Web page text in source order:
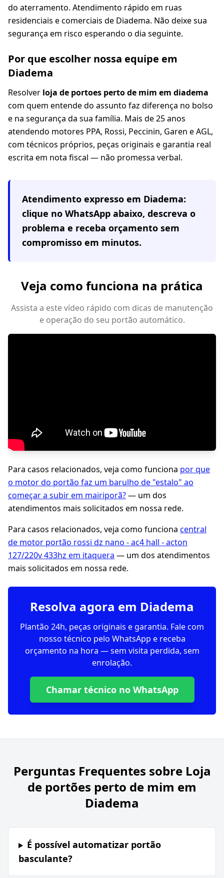
do aterramento. Atendimento rápido em ruas
residenciais e comerciais de Diadema. Não deixe sua
segurança em risco esperando o dia seguinte.
Por que escolher nossa equipe em
Diadema
Resolver loja de portoes perto de mim em diadema
com quem entende do assunto faz diferença no bolso
e na segurança da sua família. Mais de 25 anos
atendendo motores PPA, Rossi, Peccinin, Garen e AGL,
com técnicos próprios, peças originais e garantia real
escrita em nota fiscal — não promessa verbal.
Atendimento expresso em Diadema:
clique no WhatsApp abaixo, descreva o
problema e receba orçamento sem
compromisso em minutos.
Veja como funciona na prática
Assista a este vídeo rápido com dicas de manutenção
e operação do seu portão automático.
Para casos relacionados, veja como funciona por que
o motor do portão faz um barulho de "estalo" ao
começar a subir em mairiporã?— um dos
atendimentos mais solicitados em nossa rede.
Para casos relacionados, veja como funciona central
de motor portão rossi dz nano - ac4 hall - acton
127/220v 433hz em itaquera — um dos atendimentos
mais solicitados em nossa rede.
Resolva agora em Diadema
Plantão 24h, peças originais e garantia. Fale com
nosso técnico pelo WhatsApp e receba
orçamento na hora — sem visita perdida, sem
enrolação.
Chamar técnico no WhatsApp
Perguntas Frequentes sobre Loja
de portões perto de mim em
Diadema
É possível automatizar portão
basculante?